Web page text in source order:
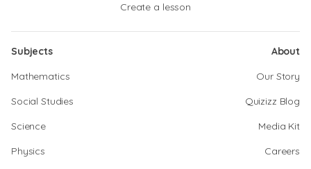
Create a lesson
Subjects
Mathematics
Social Studies
Science
Physics
About
Our Story
Quizizz Blog
Media Kit
Careers